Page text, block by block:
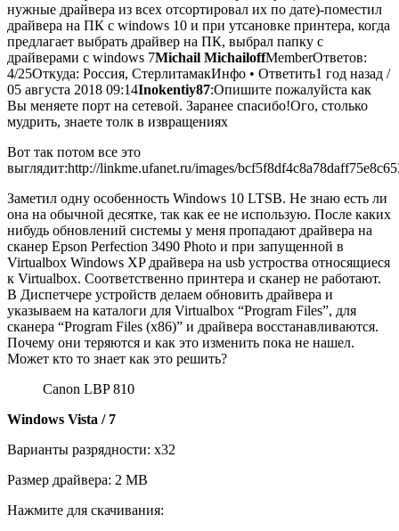
нужные драйвера из всех отсортировал их по дате)-поместил
драйвера на ПК с windows 10 и при утсановке принтера, когда
предлагает выбрать драйвер на ПК, выбрал папку с
драйверами с windows 7Michail MichailoffMemberОтветов:
4/25Откуда: Россия, СтерлитамакИнфо • Ответить1 год назад /
05 августа 2018 09:14Inokentiy87:Опишите пожалуйста как
Вы меняете порт на сетевой. Заранее спасибо!Ого, столько
мудрить, знаете толк в извращениях
Вот так потом все это
выглядит:http://linkme.ufanet.ru/images/
Заметил одну особенность Windows 10 LTSB. Не знаю есть ли
она на обычной десятке, так как ее не использую. После каких
нибудь обновлений системы у меня пропадают драйвера на
сканер Epson Perfection 3490 Photo и при запущенной в
Virtualbox Windows XP драйвера на usb устроства относящиеся
к Virtualbox. Соответственно принтера и сканер не работают.
В Диспетчере устройств делаем обновить драйвера и
указываем на каталоги для Virtualbox “Program Files”, для
сканера “Program Files (x86)” и драйвера восстанавливаются.
Почему они теряются и как это изменить пока не нашел.
Может кто то знает как это решить?
Canon LBP 810
Windows Vista / 7
Варианты разрядности: x32
Размер драйвера: 2 MB
Нажмите для скачивания: